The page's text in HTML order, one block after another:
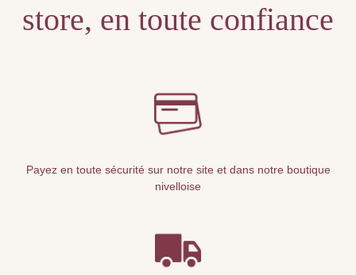
store, en toute confiance
Payez en toute sécurité sur notre site et dans notre boutique
nivelloise